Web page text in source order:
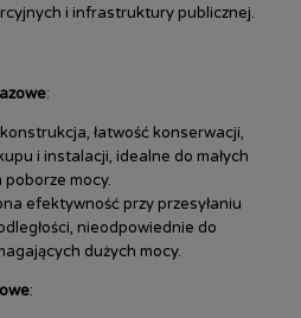
i infrastruktury publicznej.
:
łatwość konserwacji,
i instalacji, idealne do małych
poborze mocy.
efektywność przy przesyłaniu
nieodpowiednie do
dużych mocy.
: